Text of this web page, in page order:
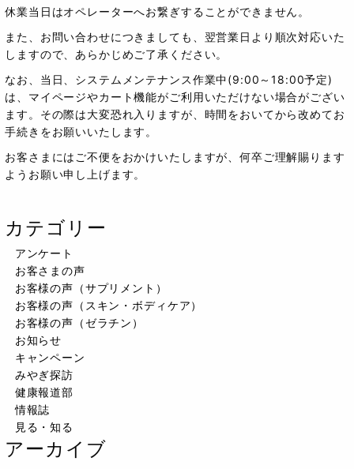
休業当日はオペレーターへお繋ぎすることができません。
また、お問い合わせにつきましても、翌営業日より順次対応いた
しますので、あらかじめご了承ください。
なお、当日、システムメンテナンス作業中(9:00～18:00予定)
は、マイページやカート機能がご利用いただけない場合がござい
ます。その際は大変恐れ入りますが、時間をおいてから改めてお
手続きをお願いいたします。
お客さまにはご不便をおかけいたしますが、何卒ご理解賜ります
ようお願い申し上げます。
カテゴリー
アンケート
お客さまの声
お客様の声（サプリメント）
お客様の声（スキン・ボディケア）
お客様の声（ゼラチン）
お知らせ
キャンペーン
みやぎ探訪
健康報道部
情報誌
見る・知る
アーカイブ